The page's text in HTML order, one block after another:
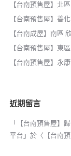
【台南預售屋】北
【台南預售屋】善
【台南成屋】南區
【台南預售屋】東
【台南預售屋】永
近期留言
「
【台南預售屋】
平台 」於〈 【台南